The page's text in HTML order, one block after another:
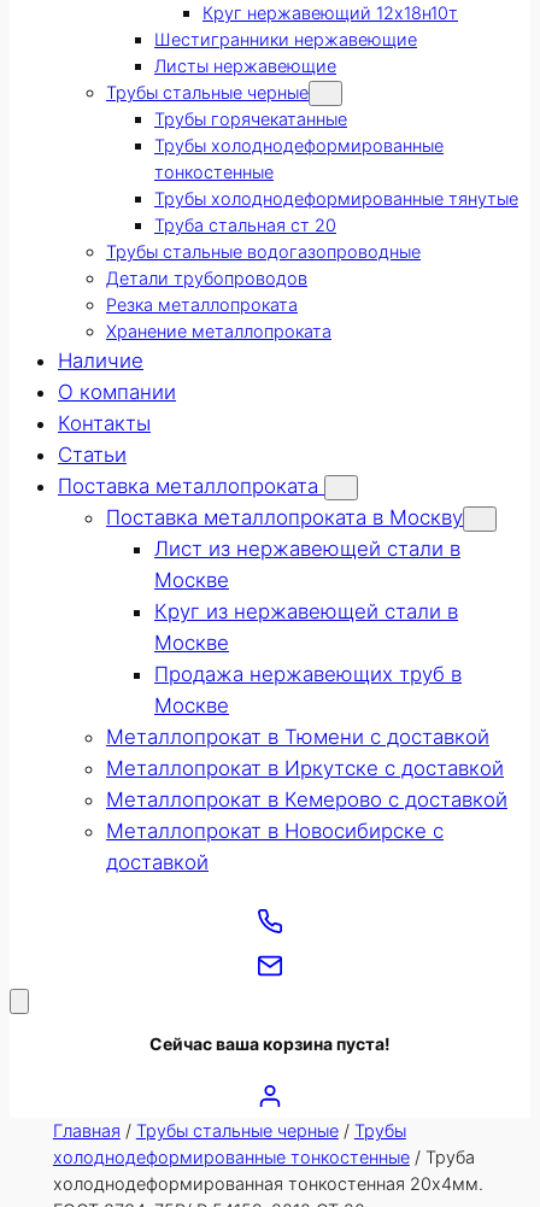
Круг нержавеющий 12х18н10т
Шестигранники нержавеющие
Листы нержавеющие
Трубы стальные черные
Трубы горячекатанные
Трубы холоднодеформированные
тонкостенные
Трубы холоднодеформированные тянутые
Труба стальная ст 20
Трубы стальные водогазопроводные
Детали трубопроводов
Резка металлопроката
Хранение металлопроката
Наличие
О компании
Контакты
Статьи
Поставка металлопроката
Поставка металлопроката в Москву
Лист из нержавеющей стали в
Москве
Круг из нержавеющей стали в
Москве
Продажа нержавеющих труб в
Москве
Металлопрокат в Тюмени с доставкой
Металлопрокат в Иркутске с доставкой
Металлопрокат в Кемерово с доставкой
Металлопрокат в Новосибирске с
доставкой
Сейчас ваша корзина пуста!
Главная / Трубы стальные черные/ Трубы
холоднодеформированные тонкостенные/ Труба
холоднодеформированная тонкостенная 20х4мм.